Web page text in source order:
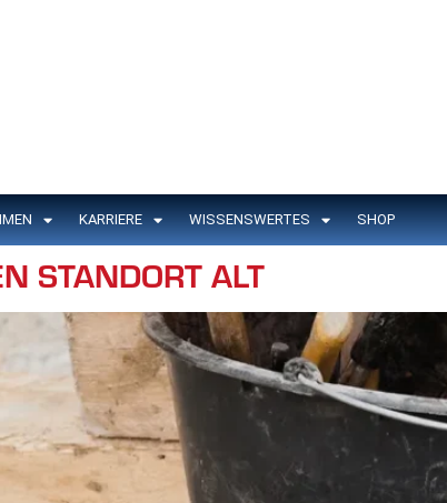
KARRIERE WISSENSWERTES SHOP
STANDORT ALT